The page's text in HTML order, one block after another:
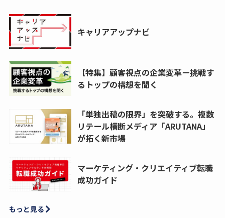
キャリアアップナビ
【特集】顧客視点の企業変革ー挑戦す
るトップの構想を聞く
「単独出稿の限界」を突破する。複数
リテール横断メディア「ARUTANA」
が拓く新市場
マーケティング・クリエイティブ転職
成功ガイド
もっと見る